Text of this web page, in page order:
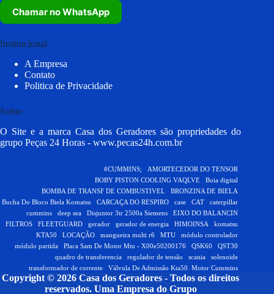
Chamar no WhatsApp
Institucional
A Empresa
Contato
Politica de Privacidade
Sobre
O Site e a marca Casa dos Geradores são propriedades do
grupo Peças 24 Horas - www.pecas24h.com.br
#CUMMINS;
AMORTECEDOR DO TENSOR
BOBY PISTON COOLING VAQLVE
Boia digital
BOMBA DE TRANSF DE COMBUSTIVEL
BRONZINA DE BIELA
Bucha Do Bloco Biela Komatsu
CARCAÇA DO RESPIRO case CAT
caterpillar
cummins
deep sea Disjuntor 3tr 2500a Siemens
EIXO DO BALANCIN
FILTROS
FLEETGUARD gerador gerador de energia HIMOINSA
komatsu
KTA50
LOCAÇÃO mangueira multi r6 MTU
módulo controlador
módulo partida
Placa Sam De Motor Mtu - X00e50200176 QSK60
QST30
quadro de transferencia
regulador de tensão scania
solenoide
transformador de corrente
Válvula De Admissão Kta50. Motor Cummins
Copyright © 2026 Casa dos Geradores - Todos os direitos
reservados. Uma Empresa do Grupo